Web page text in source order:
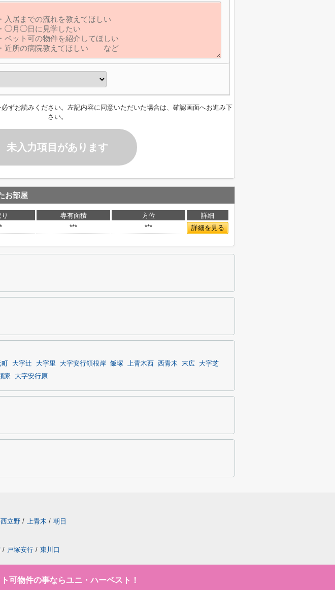
必ずお読みください。左記内容に同意いただいた場合は、確認画面へお進み下
さい。
未入力項目があります
お部屋
専有面積 方位
詳細
*** *** 詳細を見る
大字辻 大字里 大字安行領根岸 飯塚 上青木西 西青木 末広
大字芝
家 大字安行原
立野 / 上青木 / 朝日
/ 戸塚安行 / 東川口
可物件の事ならユニ・ハーベスト！